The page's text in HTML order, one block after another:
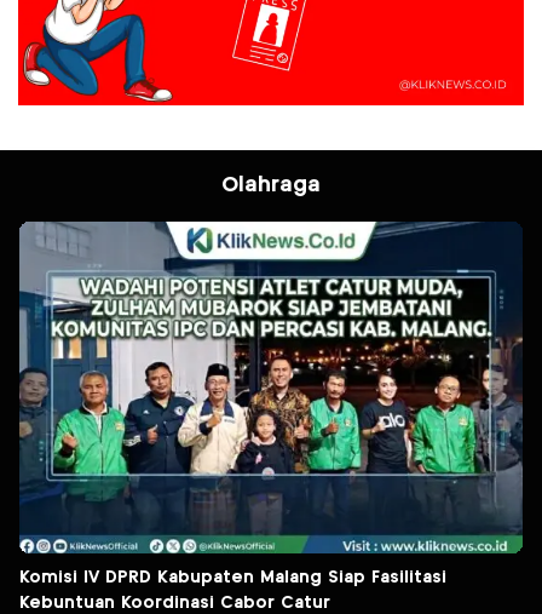
Olahraga
Komisi IV DPRD Kabupaten Malang Siap Fasilitasi
Kebuntuan Koordinasi Cabor Catur